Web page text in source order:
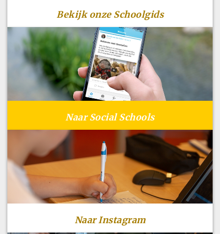
Bekijk onze Schoolgids
Naar Social Schools
Naar Instagram